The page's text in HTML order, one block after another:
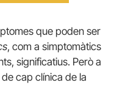
que poden ser
, com a simptomàtics
significatius. Però a
de cap clínica de la